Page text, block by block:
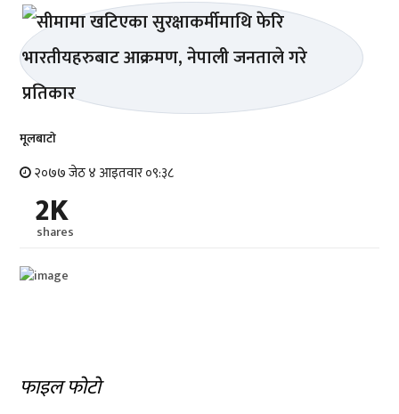
मूलबाटाे
२०७७ जेठ ४ आइतवार ०९:३८
2K
shares
फाइल फोटो